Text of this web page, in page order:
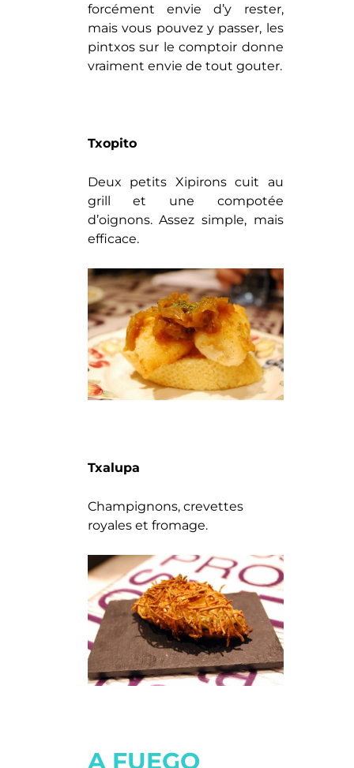
forcément envie d’y rester,
mais vous pouvez y passer, les
pintxos sur le comptoir donne
vraiment envie de tout gouter.
Txopito
Deux petits Xipirons cuit au
grill et une compotée
d’oignons. Assez simple, mais
efficace.
Txalupa
Champignons, crevettes
royales et fromage.
A FUEGO